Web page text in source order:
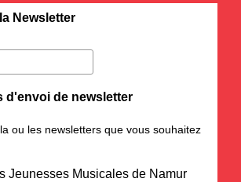
Newsletter
d'envoi de newsletter
ou les newsletters que vous souhaitez
Jeunesses Musicales de Namur